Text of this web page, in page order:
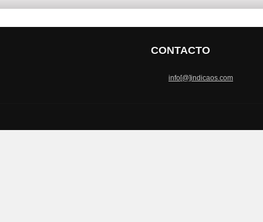
CONTACTO
info[@]indicaos.com